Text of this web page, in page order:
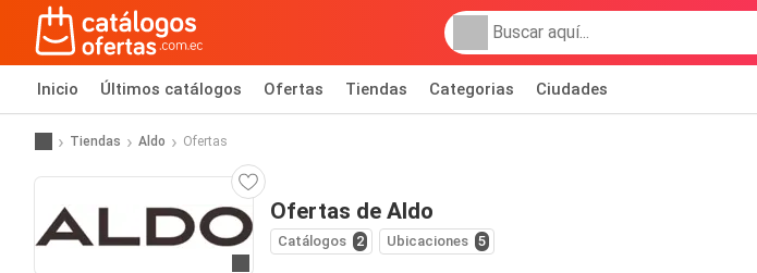
Inicio Últimos catálogos Ofertas Tiendas Categorias Ciudades
Tiendas Aldo Ofertas
Ofertas de Aldo
Catálogos 2 Ubicaciones 5